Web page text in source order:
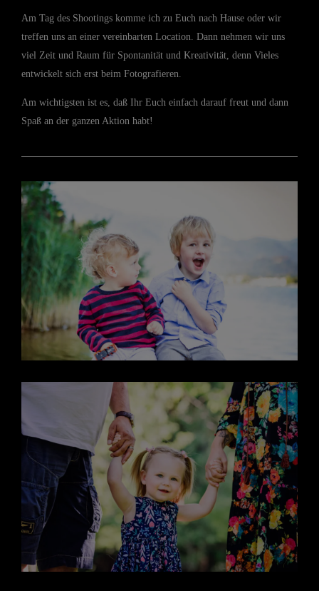
Am Tag des Shootings komme ich zu Euch nach Hause oder wir
treffen uns an einer vereinbarten Location. Dann nehmen wir uns
viel Zeit und Raum für Spontanität und Kreativität, denn Vieles
entwickelt sich erst beim Fotografieren.
Am wichtigsten ist es, daß Ihr Euch einfach darauf freut und dann
Spaß an der ganzen Aktion habt!